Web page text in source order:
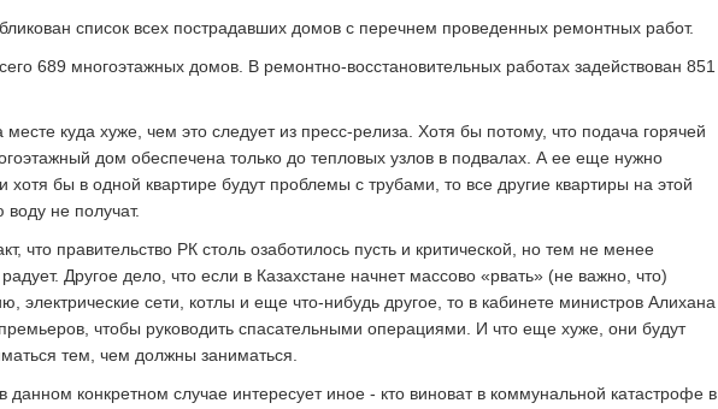
список всех пострадавших домов с перечнем проведенных ремонтных работ.
689 многоэтажных домов. В ремонтно-восстановительных работах задействован 851
куда хуже, чем это следует из пресс-релиза. Хотя бы потому, что подача горячей
дом обеспечена только до тепловых узлов в подвалах. А ее еще нужно
хотя бы в одной квартире будут проблемы с трубами, то все другие квартиры на этой
воду не получат.
что правительство РК столь озаботилось пусть и критической, но тем не менее
Другое дело, что если в Казахстане начнет массово «рвать» (не важно, что)
электрические сети, котлы и еще что-нибудь другое, то в кабинете министров Алихана
чтобы руководить спасательными операциями. И что еще хуже, они будут
тем, чем должны заниматься.
данном конкретном случае интересует иное - кто виноват в коммунальной катастрофе в